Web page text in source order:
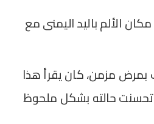
الألم باليد اليمنى مع
مزمن، كان يقرأ هذا
حالته بشكل ملحوظ